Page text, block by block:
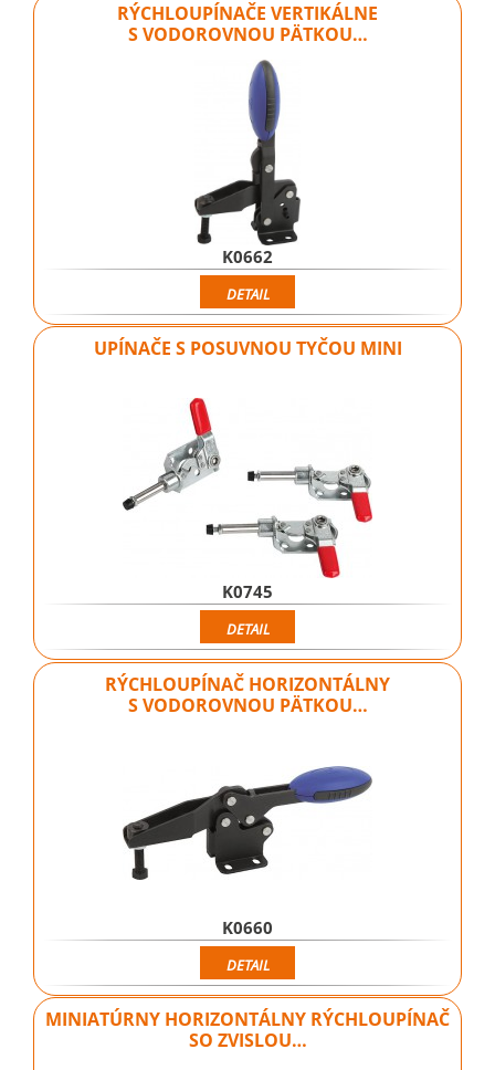
RÝCHLOUPÍNAČE VERTIKÁLNE
S VODOROVNOU PÄTKOU…
K0662
DETAIL
UPÍNAČE S POSUVNOU TYČOU MINI
K0745
DETAIL
RÝCHLOUPÍNAČ HORIZONTÁLNY
S VODOROVNOU PÄTKOU…
K0660
DETAIL
MINIATÚRNY HORIZONTÁLNY RÝCHLOUPÍNAČ
SO ZVISLOU…